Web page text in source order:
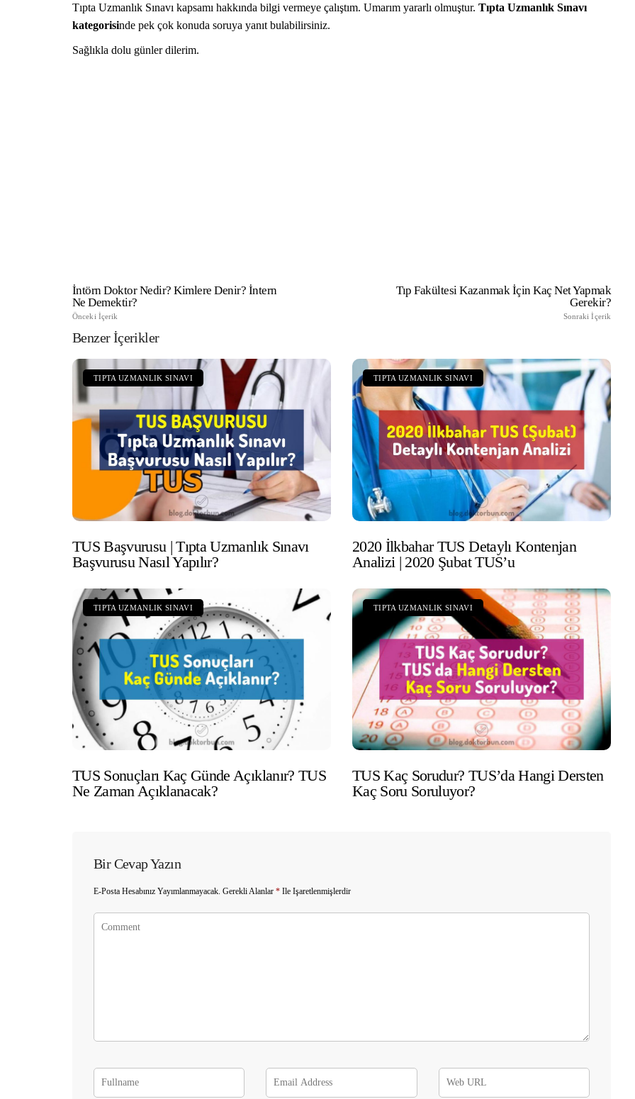
Tıpta Uzmanlık Sınavı kapsamı hakkında bilgi vermeye çalıştım. Umarım yararlı olmuştur. Tıpta Uzmanlık Sınavı
kategorisinde pek çok konuda soruya yanıt bulabilirsiniz.
Sağlıkla dolu günler dilerim.
İntörn Doktor Nedir? Kimlere Denir? İntern
Ne Demektir?
Önceki İçerik
Tıp Fakültesi Kazanmak İçin Kaç Net Yapmak
Gerekir?
Sonraki İçerik
Benzer İçerikler
TIPTA UZMANLIK SINAVI
TUS Başvurusu | Tıpta Uzmanlık Sınavı
Başvurusu Nasıl Yapılır?
TIPTA UZMANLIK SINAVI
2020 İlkbahar TUS Detaylı Kontenjan
Analizi | 2020 Şubat TUS’u
TIPTA UZMANLIK SINAVI
TUS Sonuçları Kaç Günde Açıklanır? TUS
Ne Zaman Açıklanacak?
TIPTA UZMANLIK SINAVI
TUS Kaç Sorudur? TUS’da Hangi Dersten
Kaç Soru Soruluyor?
Bir Cevap Yazın
E-Posta Hesabınız Yayımlanmayacak. Gerekli Alanlar * Ile Işaretlenmişlerdir